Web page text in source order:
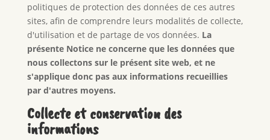
politiques de protection des données de ces autres
sites, afin de comprendre leurs modalités de collecte,
d'utilisation et de partage de vos données. La
présente Notice ne concerne que les données que
nous collectons sur le présent site web, et ne
s'applique donc pas aux informations recueillies
par d'autres moyens.
Collecte et conservation des
informations